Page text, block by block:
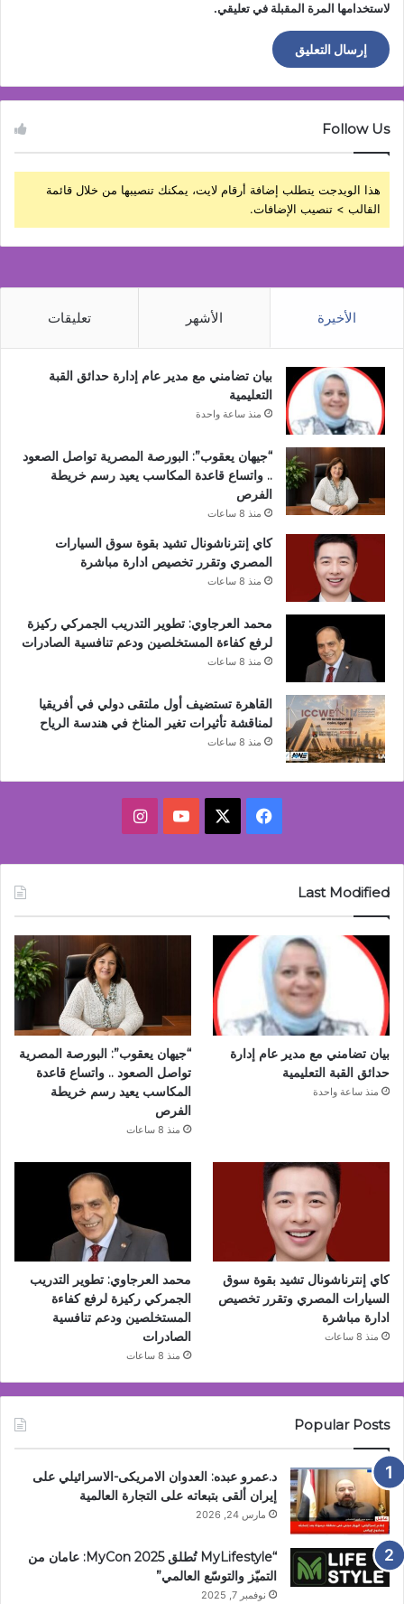
لاستخدامها المرة المقبلة في تعليقي.
Follow Us
هذا الويدجت يتطلب إضافة أرقام لايت، يمكنك تنصيبها من خلال قائمة
القالب > تنصيب الإضافات.
الأخيرة الأشهر تعليقات
بيان تضامني مع مدير عام إدارة حدائق القبة
التعليمية
منذ ساعة واحدة
“جيهان يعقوب”: البورصة المصرية تواصل الصعود
.. واتساع قاعدة المكاسب يعيد رسم خريطة
الفرص
منذ 8 ساعات
كاي إنترناشونال تشيد بقوة سوق السيارات
المصري وتقرر تخصيص ادارة مباشرة
منذ 8 ساعات
محمد العرجاوي: تطوير التدريب الجمركي ركيزة
لرفع كفاءة المستخلصين ودعم تنافسية الصادرات
منذ 8 ساعات
القاهرة تستضيف أول ملتقى دولي في أفريقيا
لمناقشة تأثيرات تغير المناخ في هندسة الرياح
منذ 8 ساعات
فيسبوك ‫YouTubeانستقرام
Last Modified
بيان تضامني مع مدير عام إدارة
حدائق القبة التعليمية
منذ ساعة واحدة
“جيهان يعقوب”: البورصة المصرية
تواصل الصعود .. واتساع قاعدة
المكاسب يعيد رسم خريطة
الفرص
منذ 8 ساعات
كاي إنترناشونال تشيد بقوة سوق
السيارات المصري وتقرر تخصيص
ادارة مباشرة
منذ 8 ساعات
محمد العرجاوي: تطوير التدريب
الجمركي ركيزة لرفع كفاءة
المستخلصين ودعم تنافسية
الصادرات
منذ 8 ساعات
Popular Posts
د.عمرو عبده: العدوان الامريكى-الاسرائيلي على
إيران ألقى بتبعاته على التجارة العالمية
مارس 24, 2026
“MyLifestyle تُطلق MyCon 2025: عامان من
التميّز والتوسّع العالمي”
نوفمبر 7, 2025